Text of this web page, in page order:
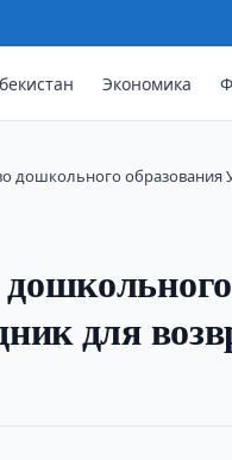
Экономика
дошкольного образования
для